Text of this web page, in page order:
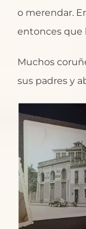
o merendar.
entonces que
Muchos
sus padres y